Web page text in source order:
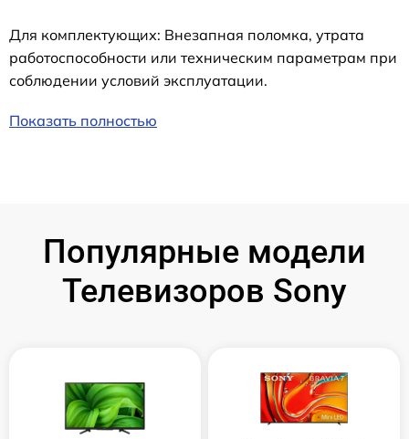
Для комплектующих: Внезапная поломка, утрата
работоспособности или техническим параметрам при
соблюдении условий эксплуатации.
Показать полностью
Популярные модели
Телевизоров Sony